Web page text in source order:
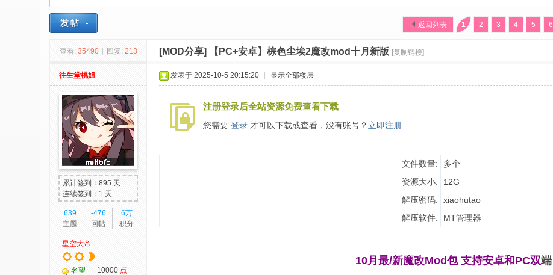
源
科
爱
辅
1 2 3 4 5 6
返回列表
查看: 35490 回复: 213 [MOD分享] 【PC+安卓】棕色尘埃2魔改mod十月新版 [复制链接]
往生堂桃姐
累计签到：895 天
连续签到：1 天
639
主题
-476
回帖
6万
积分
星空大帝
名望 10000 点
发表于 2025-10-5 20:15:20 显示全部楼层
注册登录后全站资源免费查看下载
您需要 登录 才可以下载或查看，没有账号？ 立即注册
文件数量:
多个
资源大小:
12G
解压密码:
xiaohutao
解压软件: MT管理器
10月最/新魔改Mod包 支持安卓和PC双端